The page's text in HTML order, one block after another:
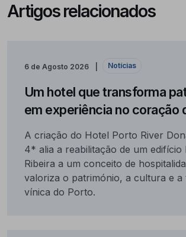
Artigos relacionados
6 de Agosto 2026 Notícias
Um hotel que transforma
em experiência no coração
A criação do Hotel Porto River
4* alia a reabilitação de um edifício
Ribeira a um conceito de
valoriza o património, a cultura e a
vínica do Porto.